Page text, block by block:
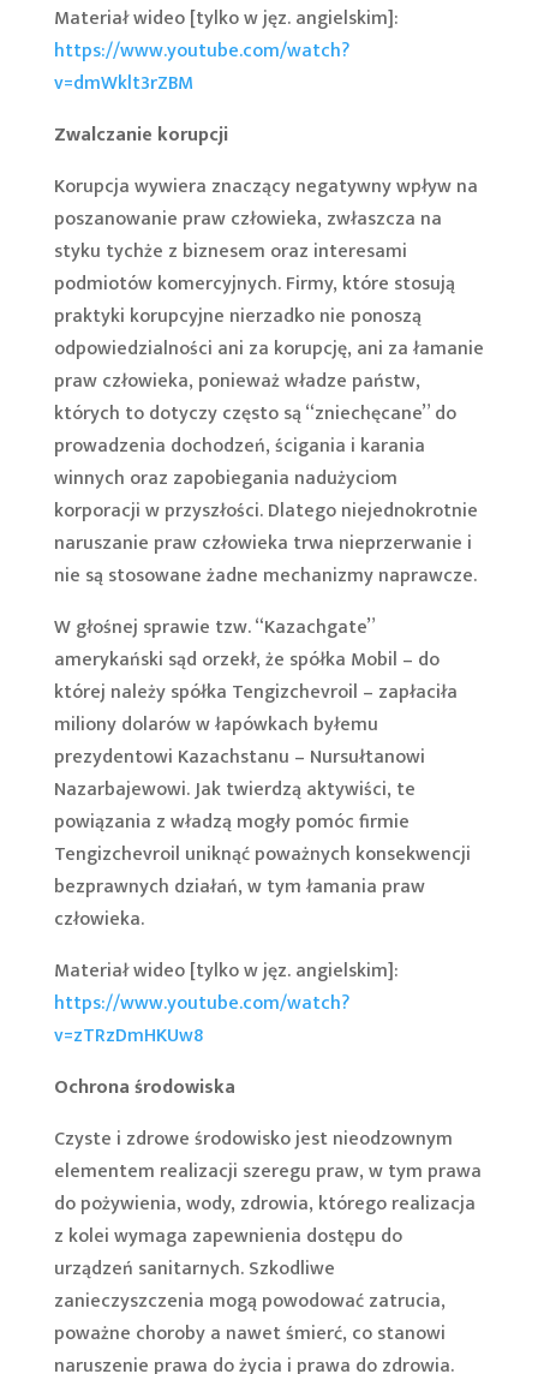
Materiał wideo [tylko w jęz. angielskim]:
https://www.youtube.com/watch?
v=dmWklt3rZBM
Zwalczanie korupcji
Korupcja wywiera znaczący negatywny wpływ na
poszanowanie praw człowieka, zwłaszcza na
styku tychże z biznesem oraz interesami
podmiotów komercyjnych. Firmy, które stosują
praktyki korupcyjne nierzadko nie ponoszą
odpowiedzialności ani za korupcję, ani za łamanie
praw człowieka, ponieważ władze państw,
których to dotyczy często są “zniechęcane” do
prowadzenia dochodzeń, ścigania i karania
winnych oraz zapobiegania nadużyciom
korporacji w przyszłości. Dlatego niejednokrotnie
naruszanie praw człowieka trwa nieprzerwanie i
nie są stosowane żadne mechanizmy naprawcze.
W głośnej sprawie tzw. “Kazachgate”
amerykański sąd orzekł, że spółka Mobil – do
której należy spółka Tengizchevroil – zapłaciła
miliony dolarów w łapówkach byłemu
prezydentowi Kazachstanu – Nursułtanowi
Nazarbajewowi. Jak twierdzą aktywiści, te
powiązania z władzą mogły pomóc firmie
Tengizchevroil uniknąć poważnych konsekwencji
bezprawnych działań, w tym łamania praw
człowieka.
Materiał wideo [tylko w jęz. angielskim]:
https://www.youtube.com/watch?
v=zTRzDmHKUw8
Ochrona środowiska
Czyste i zdrowe środowisko jest nieodzownym
elementem realizacji szeregu praw, w tym prawa
do pożywienia, wody, zdrowia, którego realizacja
z kolei wymaga zapewnienia dostępu do
urządzeń sanitarnych. Szkodliwe
zanieczyszczenia mogą powodować zatrucia,
poważne choroby a nawet śmierć, co stanowi
naruszenie prawa do życia i prawa do zdrowia.